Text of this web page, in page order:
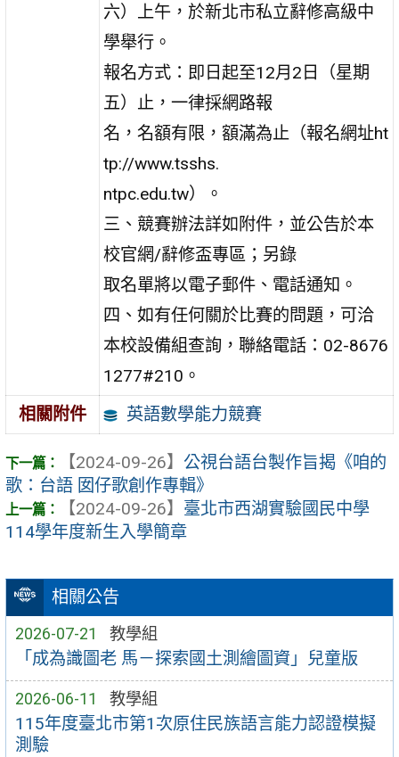
相關公告
2026-07-21 教學組
「成為識圖老 馬－探索國土測繪圖資」兒童版
2026-06-11 教學組
115年度臺北市第1次原住民族語言能力認證模擬
測驗
六）上午，於新北市私立辭修高級中
學舉行。
報名方式：即日起至12月2日（星期
五）止，一律採網路報
名，名額有限，額滿為止（報名網址ht
tp://www.tsshs.
ntpc.edu.tw）。
三、競賽辦法詳如附件，並公告於本
校官網/辭修盃專區；另錄
取名單將以電子郵件、電話通知。
四、如有任何關於比賽的問題，可洽
本校設備組查詢，聯絡電話：02-8676
1277#210。
相關附件
英語數學能力競賽
【2024-09-26】 公視台語台製作旨揭《咱的
歌：台語 囡仔歌創作專輯》
【2024-09-26】 臺北市西湖實驗國民中學
114學年度新生入學簡章